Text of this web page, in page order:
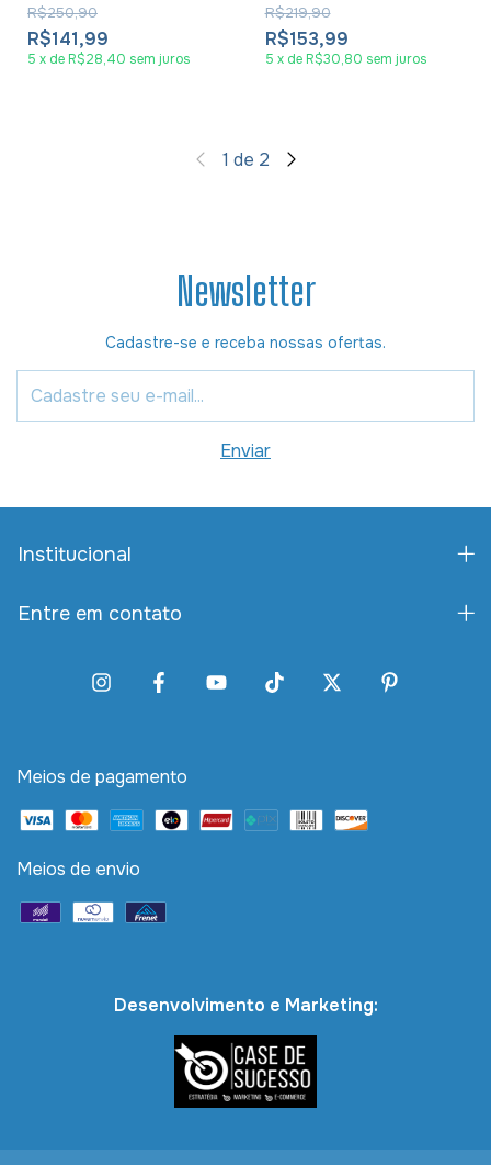
R$141,99
R$250,90
5 x de R$28,40 sem juros
R$153,99
R$219,90
5 x de R$30,80 sem juros
1 de 2
Newsletter
Cadastre-se e receba nossas ofertas.
Institucional
Entre em contato
Meios de pagamento
Meios de envio
Desenvolvimento e Marketing: